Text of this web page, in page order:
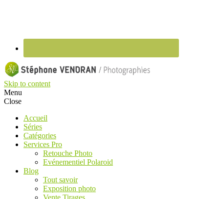
Skip to content
Menu
Close
Accueil
Séries
Catégories
Services Pro
Retouche Photo
Evénementiel Polaroid
Blog
Tout savoir
Exposition photo
Vente Tirages